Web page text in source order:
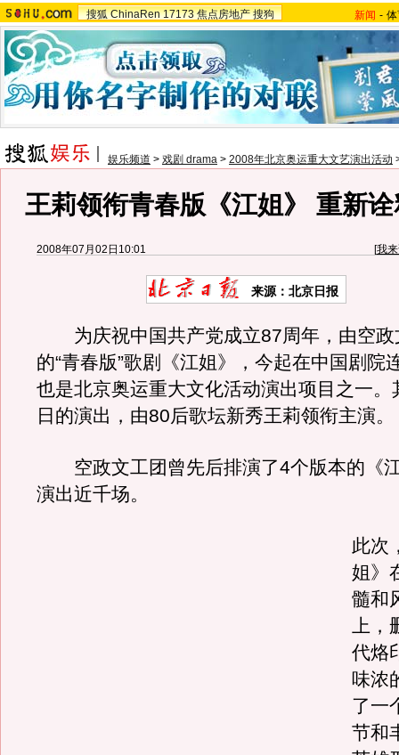
搜狐 ChinaRen 17173 焦点房地产 搜狗 新闻 -
娱乐频道 > 戏剧 drama > 2008年北京奥运重大文艺演出活动
王莉领衔青春版《江姐》 重新
2008年07月02日10:01 [我
来源：北京日报
为庆祝中国共产党成立87周年，由空政
的“青春版”歌剧《江姐》，今起在中国剧院
也是北京奥运重大文化活动演出项目之一。
日的演出，由80后歌坛新秀王莉领衔主演。
空政文工团曾先后排演了4个版本的《
演出近千场。
此次
姐》
髓和
上，
代烙
味浓
了一
节和